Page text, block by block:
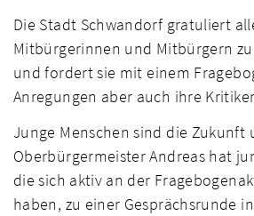
Die Stadt Schwandorf gratuliert
Mitbürgerinnen und Mitbürgern
und fordert sie mit einem
Anregungen aber auch ihre
Junge Menschen sind die Zukunft
Oberbürgermeister Andreas hat
die sich aktiv an der
haben, zu einer Gesprächsrunde